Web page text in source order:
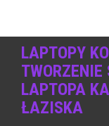
LAPTOPY
TWORZENIE
LAPTOPA
ŁAZISKA